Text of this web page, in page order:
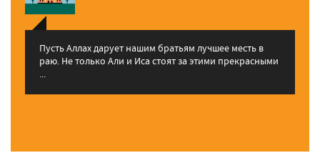
Пусть Аллах дарует нашим братьям лучшее месть в
раю. Не только Али и Иса стоят за этими прекрасными
...